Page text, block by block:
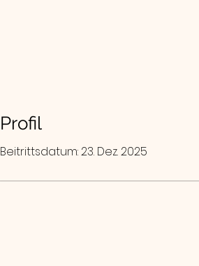
Profil
Beitrittsdatum: 23. Dez. 2025